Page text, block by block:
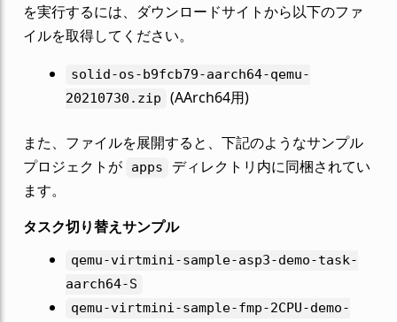
を実行するには、ダウンロードサイトから以下のファ
イルを取得してください。
solid-os-b9fcb79-aarch64-qemu-
20210730.zip
(AArch64用)
また、ファイルを展開すると、下記のようなサンプル
プロジェクトが
apps
ディレクトリ内に同梱されてい
ます。
タスク切り替えサンプル
qemu-virtmini-sample-asp3-demo-task-
aarch64-S
qemu-virtmini-sample-fmp-2CPU-demo-